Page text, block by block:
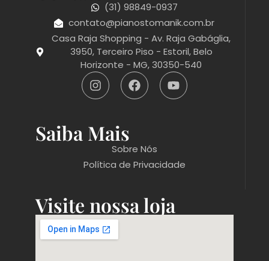
(31) 98849-0937
contato@pianostomanik.com.br
Casa Raja Shopping - Av. Raja Gabáglia,
3950, Terceiro Piso - Estoril, Belo
Horizonte - MG, 30350-540
Saiba Mais
Sobre Nós
Política de Privacidade
Visite nossa loja